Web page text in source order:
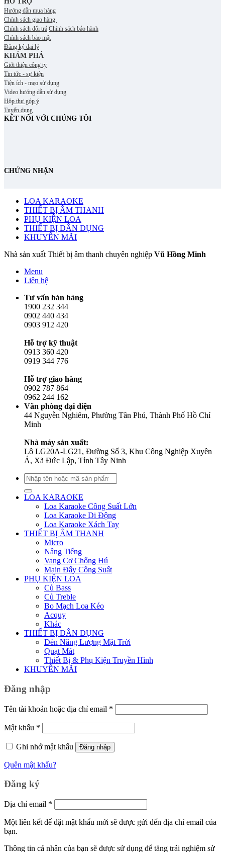
Hướng dẫn mua hàng
Chính sách giao hàng
Chính sách đổi trả Chính sách bảo hành
Chính sách bảo mật
Đăng ký đại lý
KHÁM PHÁ
Giới thiệu công ty
Tin tức - sự kiện
Tiện ích - mẹo sử dụng
Video hướng dẫn sử dụng
Hộp thư góp ý
Tuyển dụng
KẾT NỐI VỚI CHÚNG TÔI
CHỨNG NHẬN
LOA KARAOKE
THIẾT BỊ ÂM THANH
PHỤ KIỆN LOA
THIẾT BỊ DÂN DỤNG
KHUYẾN MÃI
Nhà sản xuất Thiết bị âm thanh chuyên nghiệp Vũ Hồng Minh
Menu
Liên hệ
Tư vấn bán hàng
1900 232 344
0902 440 434
0903 912 420
Hỗ trợ kỹ thuật
0913 360 420
0919 344 776
Hỗ trợ giao hàng
0902 787 864
0962 244 162
Văn phòng đại diện
44 Nguyễn Nghiêm, Phường Tân Phú, Thành Phố Hồ Chí
Minh
Nhà máy sản xuất:
Lô LG20A-LG21, Đường Số 3, Khu Công Nghiệp Xuyên
Á, Xã Đức Lập, Tỉnh Tây Ninh
Tìm
kiếm:
LOA KARAOKE
Loa Karaoke Công Suất Lớn
Loa Karaoke Di Động
Loa Karaoke Xách Tay
THIẾT BỊ ÂM THANH
Micro
Nâng Tiếng
Vang Cơ Chống Hú
Main Đẩy Công Suất
PHỤ KIỆN LOA
Củ Bass
Củ Treble
Bo Mạch Loa Kéo
Acquy
Khác
THIẾT BỊ DÂN DỤNG
Đèn Năng Lượng Mặt Trời
Quạt Mát
Thiết Bị & Phụ Kiện Truyền Hình
KHUYẾN MÃI
Đăng nhập
Tên tài khoản hoặc địa chỉ email *
buộc
Mật khẩu *
buộc
Ghi nhớ mật khẩu
Đăng nhập
Quên mật khẩu?
Đăng ký
Địa chỉ email *
buộc
Một liên kết để đặt mật khẩu mới sẽ được gửi đến địa chỉ email của
bạn.
Thông tin cá nhân của bạn sẽ được sử dụng để tăng trải nghiệm sử